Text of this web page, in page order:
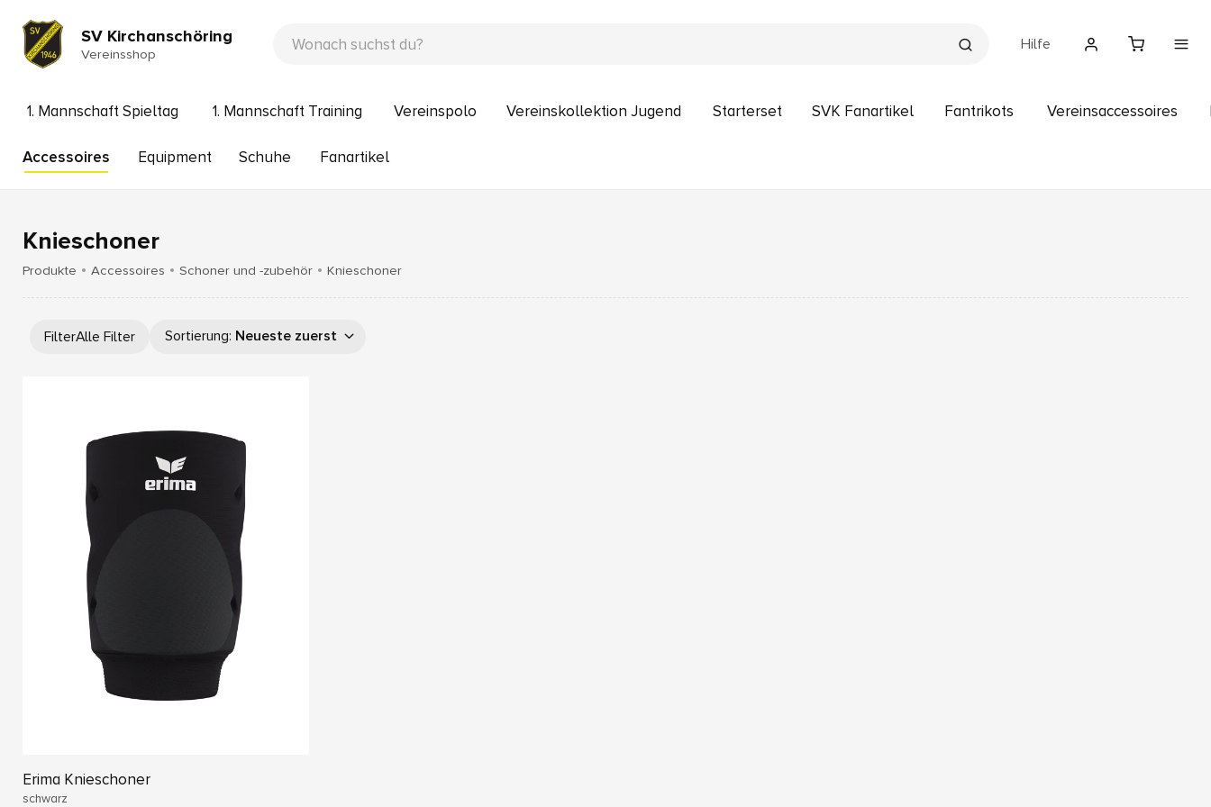
SV Kirchanschöring
Vereinsshop
Hilfe
1. Mannschaft Spieltag 1. Mannschaft Training Vereinspolo Vereinskollektion Jugend Starterset SVK Fanartikel Fantrikots Vereinsaccessoires
Accessoires Equipment Schuhe Fanartikel
Knieschoner
Produkte Accessoires Schoner und -zubehör Knieschoner
FilterAlle Filter Sortierung: Neueste zuerst
Erima Knieschoner
schwarz